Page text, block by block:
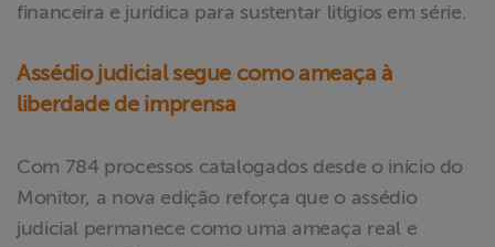
financeira e jurídica para sustentar litígios em série.
Assédio judicial segue como ameaça à
liberdade de imprensa
Com 784 processos catalogados desde o início do
Monitor, a nova edição reforça que o assédio
judicial permanece como uma ameaça real e